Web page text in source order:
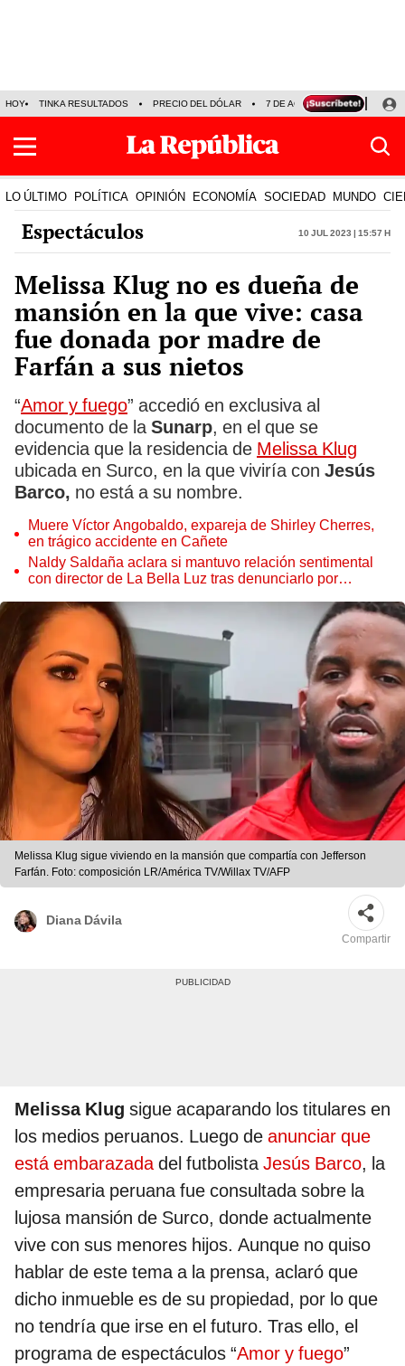
HOY TINKA RESULTADOS PRECIO DEL DÓLAR 7 DE AGOSTO OLLANTA
LO ÚLTIMO POLÍTICA OPINIÓN ECONOMÍA SOCIEDAD MUNDO
Espectáculos 10 Jul 2023 | 15:57 h
Melissa Klug no es dueña de
mansión en la que vive: casa
fue donada por madre de
Farfán a sus nietos
“Amor y fuego” accedió en exclusiva al
documento de la Sunarp, en el que se
evidencia que la residencia de Melissa Klug
ubicada en Surco, en la que viviría con Jesús
Barco, no está a su nombre.
Muere Víctor Angobaldo, expareja de Shirley Cherres,
en trágico accidente en Cañete
Naldy Saldaña aclara si mantuvo relación sentimental
con director de La Bella Luz tras denunciarlo por
Melissa Klug sigue viviendo en la mansión que compartía con Jefferson
Farfán. Foto: composición LR/América TV/Willax TV/AFP
Diana Dávila
Compartir
Melissa Klug sigue acaparando los titulares en
los medios peruanos. Luego de anunciar que
está embarazadadel futbolistaJesús Barco, la
empresaria peruana fue consultada sobre la
lujosa mansión de Surco, donde actualmente
vive con sus menores hijos. Aunque no quiso
hablar de este tema a la prensa, aclaró que
dicho inmueble es de su propiedad, por lo que
no tendría que irse en el futuro. Tras ello, el
programa de espectáculos “Amor y fuego”